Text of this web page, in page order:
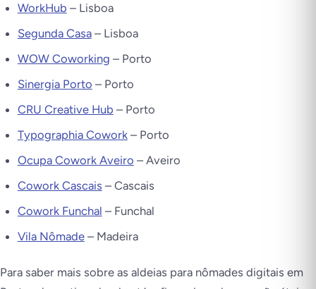
WorkHub – Lisboa
Segunda Casa– Lisboa
WOW Coworking – Porto
Sinergia Porto – Porto
CRU Creative Hub – Porto
Typographia Cowork– Porto
Ocupa Cowork Aveiro – Aveiro
Cowork Cascais – Cascais
Cowork Funchal – Funchal
Vila Nômade– Madeira
Para saber mais sobre as aldeias para nômades digitais em